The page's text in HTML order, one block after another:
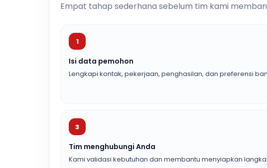
Empat tahap sederhana sebelum tim kami
1
Isi data pemohon
Lengkapi kontak, pekerjaan, penghasilan, dan preferensi
3
Tim menghubungi Anda
Kami validasi kebutuhan dan membantu menyiapkan